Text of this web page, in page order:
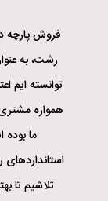
فروش پارچه
رشت، به
توانسته‌ ایم
همواره
ما
استانداردهای
تلاشیم تا